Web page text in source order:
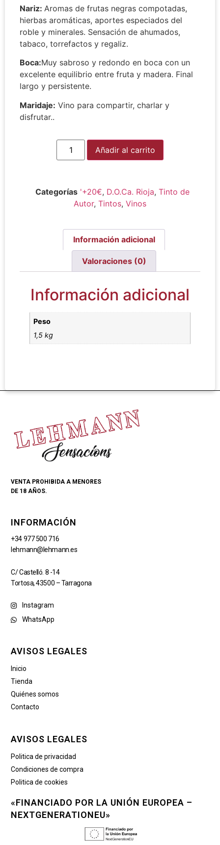
Nariz: Aromas de frutas negras compotadas,
hierbas aromáticas, aportes especiados del
roble y minerales. Sensación de ahumados,
tabaco, torrefactos y regaliz.
Boca:Muy sabroso y redondo en boca con un
excelente equilibrio entre fruta y madera. Final
largo y persistente.
Maridaje: Vino para compartir, charlar y
disfrutar..
Añadir al carrito
Categorías '+20€, D.O.Ca. Rioja, Tinto de
Autor, Tintos, Vinos
Información adicional
Valoraciones (0)
Información adicional
Peso
1,5 kg
VENTA PROHIBIDA A MENORES
DE 18 AÑOS.
INFORMACIÓN
+34 977 500 716
lehmann@lehmann.es
C/ Castelló. 8 -14
Tortosa, 43500 – Tarragona
Instagram
WhatsApp
AVISOS LEGALES
Inicio
Tienda
Quiénes somos
Contacto
AVISOS LEGALES
Politica de privacidad
Condiciones de compra
Politica de cookies
«FINANCIADO POR LA UNIÓN EUROPEA –
NEXTGENERATIONEU»